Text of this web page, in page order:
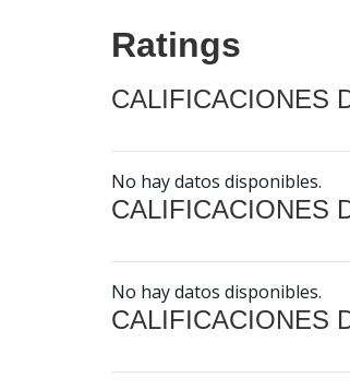
Ratings
CALIFICACIONES
No hay datos disponibles.
CALIFICACIONES
No hay datos disponibles.
CALIFICACIONES